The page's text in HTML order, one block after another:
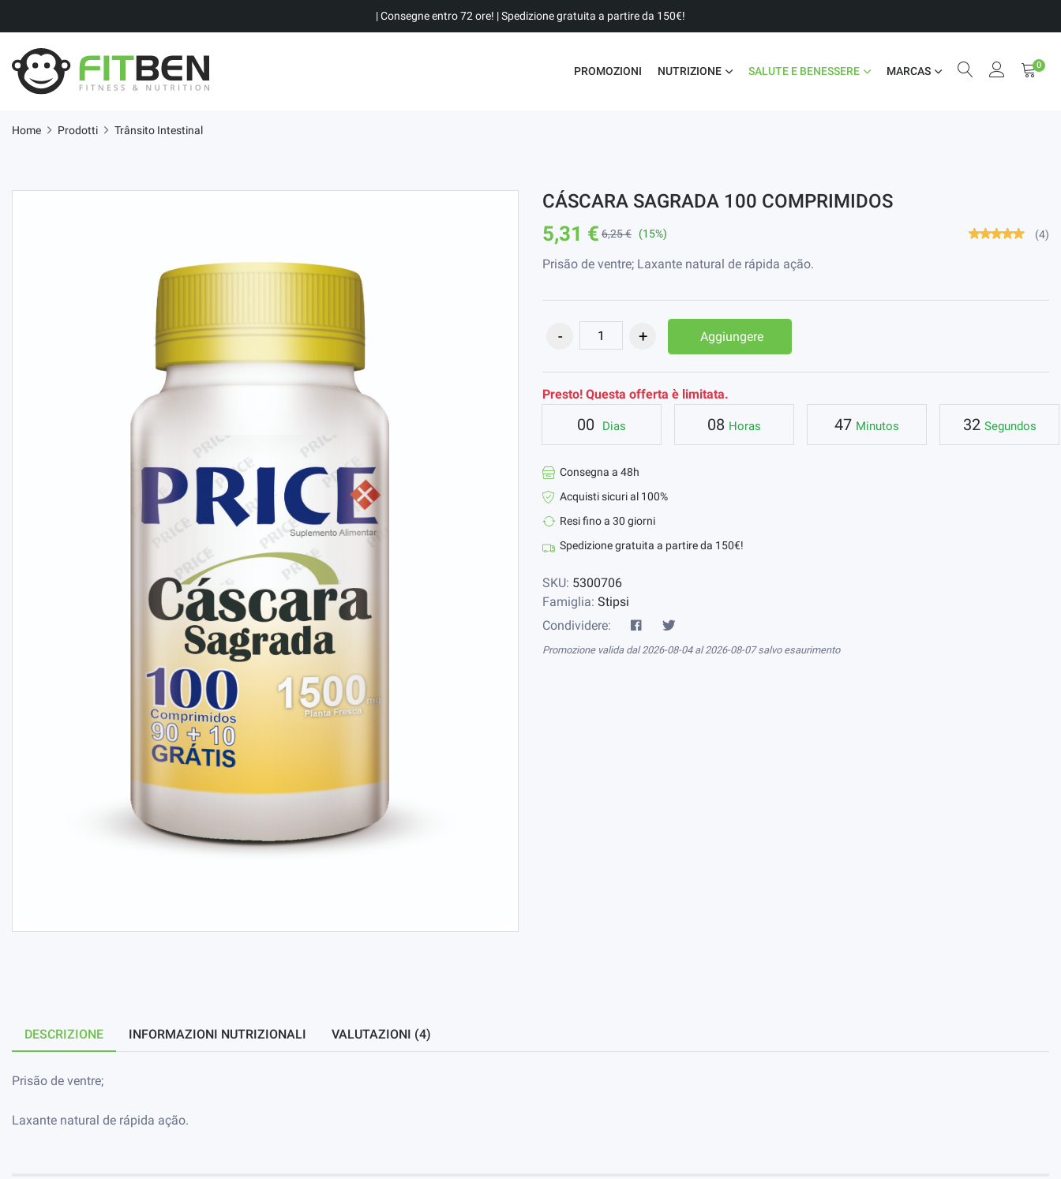
| Consegne entro 72 ore! | Spedizione gratuita a partire da 150€!
PROMOZIONI NUTRIZIONE SALUTE E BENESSERE MARCAS 0
Home Prodotti Trânsito Intestinal
CÁSCARA SAGRADA 100 COMPRIMIDOS
5,31 € 6,25 € (15%) (4)
Prisão de ventre; Laxante natural de rápida ação.
Aggiungere
Presto! Questa offerta è limitata.
00 Dias 08 Horas 47 Minutos 32 Segundos
Consegna a 48h
Acquisti sicuri al 100%
Resi fino a 30 giorni
Spedizione gratuita a partire da 150€!
SKU: 5300706
Famiglia: Stipsi
Condividere:
Promozione valida dal 2026-08-04 al 2026-08-07 salvo esaurimento
DESCRIZIONE INFORMAZIONI NUTRIZIONALI VALUTAZIONI (4)
Prisão de ventre;
Laxante natural de rápida ação.